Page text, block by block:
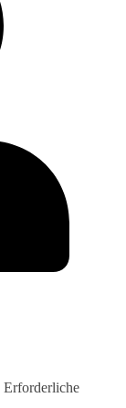
Erforderliche